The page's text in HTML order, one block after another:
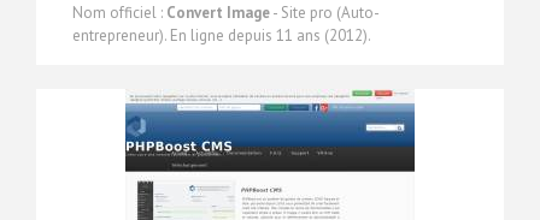
Nom officiel : Convert Image- Site pro (Auto-
entrepreneur). En ligne depuis 11 ans (2012).